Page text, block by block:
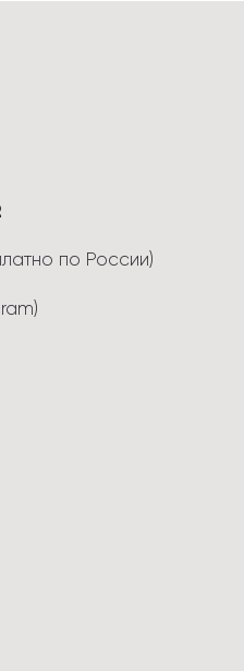
по России)